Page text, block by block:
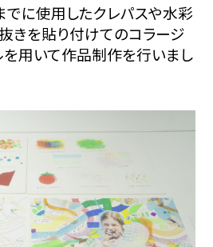
に使用したクレパスや水彩
きを貼り付けてのコラージ
用いて作品制作を行いまし